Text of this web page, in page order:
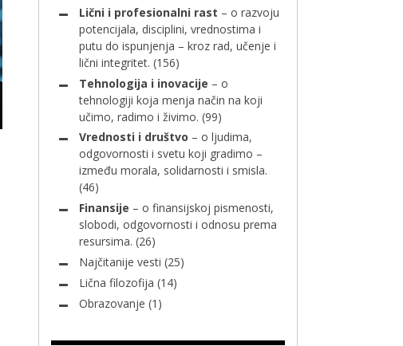
Lični i profesionalni rast – o razvoju
potencijala, disciplini, vrednostima i
putu do ispunjenja – kroz rad, učenje i
lični integritet. (156)
Tehnologija i inovacije – o
tehnologiji koja menja način na koji
učimo, radimo i živimo. (99)
Vrednosti i društvo – o ljudima,
odgovornosti i svetu koji gradimo –
između morala, solidarnosti i smisla.
(46)
Finansije – o finansijskoj pismenosti,
slobodi, odgovornosti i odnosu prema
resursima. (26)
Najčitanije vesti (25)
Lična filozofija (14)
Obrazovanje (1)